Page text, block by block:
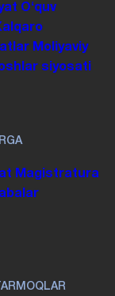
Oʻquv
Moliyaviy
siyosati
Magistratura